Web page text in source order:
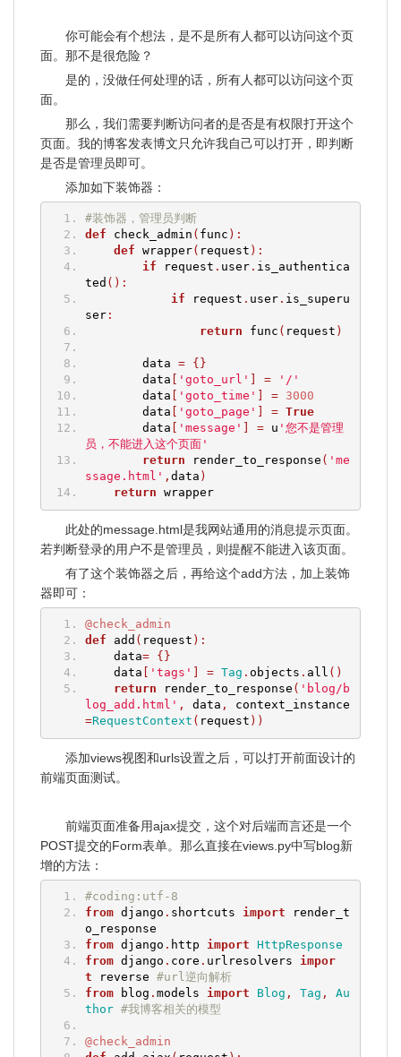
你可能会有个想法，是不是所有人都可以访问这个页
面。那不是很危险？
是的，没做任何处理的话，所有人都可以访问这个页
面。
那么，我们需要判断访问者的是否是有权限打开这个
页面。我的博客发表博文只允许我自己可以打开，即判断
是否是管理员即可。
添加如下装饰器：
#装饰器，管理员判断
def check_admin ( func ):
def wrapper( request ):
if request . user. is_authentica
ted ():
if request . user. is_superu
ser:
return func ( request )
data =
{}
data
'goto_url' =
'/'
data
'goto_time' =
3000
data
'goto_page' = True
data
'message' = u '您不是管理
员，不能进入这个页面'
return render_to_response ( 'me
ssage.html' , data )
return wrapper
此处的message.html是我网站通用的消息提示页面。
若判断登录的用户不是管理员，则提醒不能进入该页面。
有了这个装饰器之后，再给这个add方法，加上装饰
器即可：
@check_admin
def add ( request ):
data=
{}
data
'tags' = Tag . objects . all ()
return render_to_response ( 'blog/b
log_add.html' , data ,
context_instance
=RequestContext ( request ))
添加views视图和urls设置之后，可以打开前面设计的
前端页面测试。
前端页面准备用ajax提交，这个对后端而言还是一个
POST提交的Form表单。那么直接在views.py中写blog新
增的方法：
#coding:utf-8
from django . shortcuts import render_t
o_response
from django . http import HttpResponse
from django . core . urlresolvers impor
t reverse #url逆向解析
from blog . models import Blog , Tag ,
Au
thor #我博客相关的模型
@check_admin